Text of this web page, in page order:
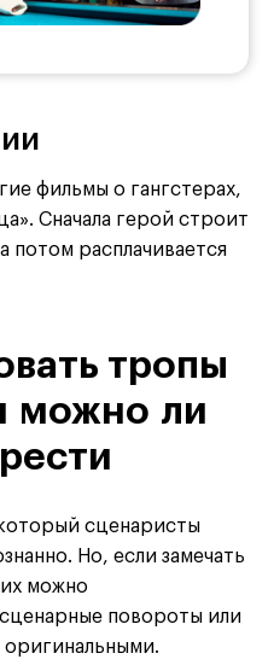
фильмы о гангстерах,
Сначала герой строит
расплачивается
тропы
можно ли
сценаристы
Но, если замечать
можно
повороты или
оригинальными.